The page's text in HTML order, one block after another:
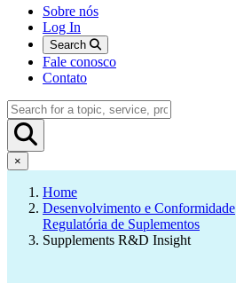
Sobre nós
Log In
Search
Fale conosco
Contato
×
Home
Desenvolvimento e Conformidade
Regulatória de Suplementos
Supplements R&D Insight